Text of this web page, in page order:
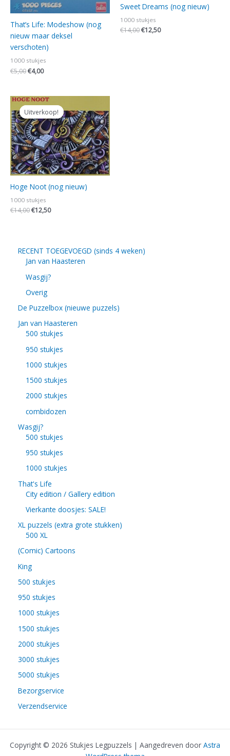
That’s Life: Modeshow (nog
nieuw maar deksel
verschoten)
1000 stukjes
€5,00€4,00
Sweet Dreams (nog nieuw)
1000 stukjes
€14,00€12,50
Uitverkoop!
Uitverkoop!
Hoge Noot (nog nieuw)
1000 stukjes
€14,00
Oorspronkelijke
prijs
was:
€14,00.
€12,50
prijs
is:
€12,50.
RECENT TOEGEVOEGD (sinds 4 weken)
Jan van Haasteren
Wasgij?
Overig
De Puzzelbox (nieuwe puzzels)
Jan van Haasteren
500 stukjes
950 stukjes
1000 stukjes
1500 stukjes
2000 stukjes
combidozen
Wasgij?
500 stukjes
950 stukjes
1000 stukjes
That's Life
City edition / Gallery edition
Vierkante doosjes: SALE!
XL puzzels (extra grote stukken)
500 XL
(Comic) Cartoons
King
500 stukjes
950 stukjes
1000 stukjes
1500 stukjes
2000 stukjes
3000 stukjes
5000 stukjes
Bezorgservice
Verzendservice
Copyright © 2026 Stukjes Legpuzzels | Aangedreven door Astra